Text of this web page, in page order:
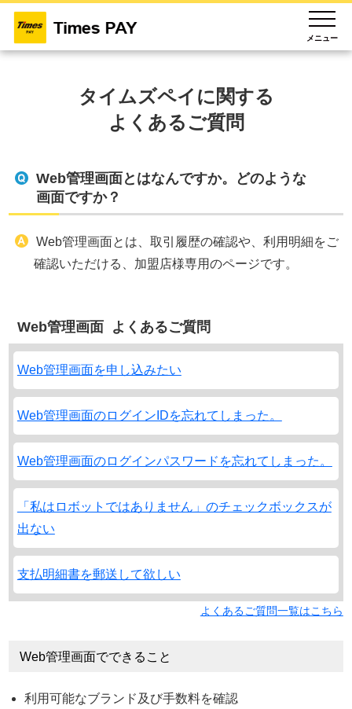
メニュー
タイムズペイに関する
よくあるご質問
Web管理画面とはなんですか。どのような
画面ですか？
Web管理画面とは、取引履歴の確認や、利用明細をご
確認いただける、加盟店様専用のページです。
Web管理画面 よくあるご質問
Web管理画面を申し込みたい
Web管理画面のログインIDを忘れてしまった。
Web管理画面のログインパスワードを忘れてしまった。
「私はロボットではありません」のチェックボックスが
出ない
支払明細書を郵送して欲しい
よくあるご質問一覧はこちら
Web管理画面でできること
利用可能なブランド及び手数料を確認